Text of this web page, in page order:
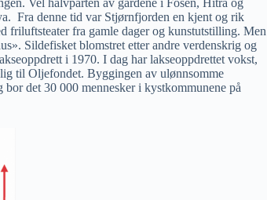
Vel halvparten av gårdene i Fosen, Hitra og
Fra denne tid var Stjørnfjorden en kjent og rik
friluftsteater fra gamle dager og kunstutstilling. Men
Sildefisket blomstret etter andre verdenskrig og
i 1970. I dag har lakseoppdrettet vokst,
til Oljefondet. Byggingen av ulønnsomme
det 30 000 mennesker i kystkommunene på